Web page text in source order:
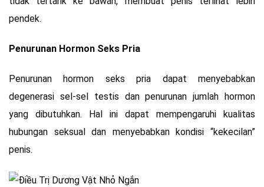
pendek.
Penurunan Hormon Seks Pria
Penurunan hormon seks pria dapat menyebabkan
degenerasi sel-sel testis dan penurunan jumlah hormon
yang dibutuhkan. Hal ini dapat mempengaruhi kualitas
hubungan seksual dan menyebabkan kondisi “kekecilan”
penis.